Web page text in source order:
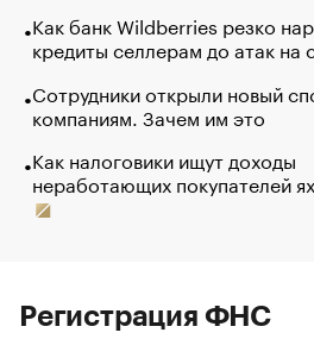
Как банк Wildberries резко
кредиты селлерам до атак на
Сотрудники открыли новый
компаниям. Зачем им это
Как налоговики ищут доходы
неработающих покупателей
Регистрация ФНС